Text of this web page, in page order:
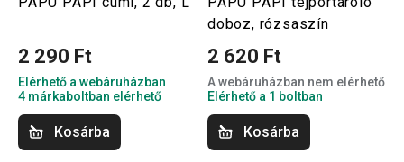
2 290 Ft
Elérhető a webáruházban
4 márkaboltban elérhető
Kosárba
doboz, rózsaszín
2 620 Ft
A webáruházban nem elérhető
Elérhető a 1 boltban
Kosárba